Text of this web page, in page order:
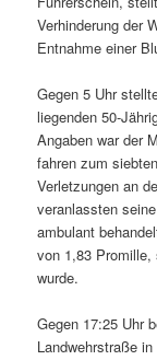
Verhinderung der
Entnahme einer
Gegen 5 Uhr
liegenden 50-
Angaben war der
fahren zum
Verletzungen an
veranlassten
ambulant
von 1,83
wurde.
Gegen 17:25 Uhr
Landwehrstraße